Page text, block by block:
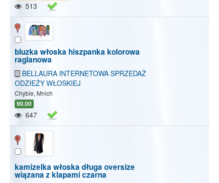
513
bluzka włoska hiszpanka kolorowa
raglanowa
BELLAURA INTERNETOWA SPRZEDAŻ
ODZIEŻY WŁOSKIEJ
Chybie, Mnich
90.00
647
kamizelka włoska długa oversize
wiązana z klapami czarna